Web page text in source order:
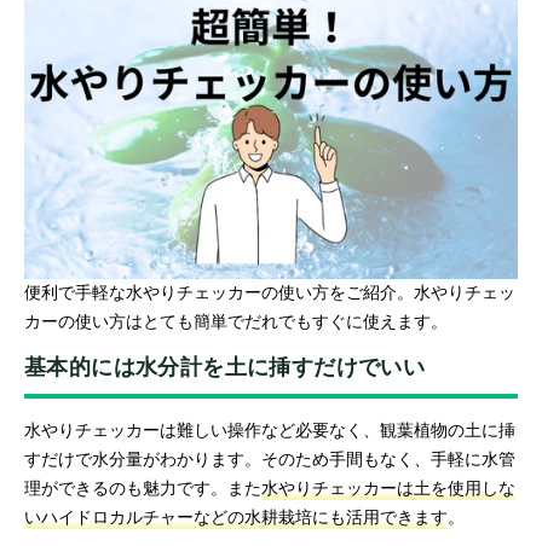
便利で手軽な水やりチェッカーの使い方をご紹介。水やりチェッ
カーの使い方はとても簡単でだれでもすぐに使えます。
基本的には水分計を土に挿すだけでいい
水やりチェッカーは難しい操作など必要なく、観葉植物の土に挿
すだけで水分量がわかります。そのため手間もなく、手軽に水管
理ができるのも魅力です。また水やりチェッカーは土を使用しな
いハイドロカルチャーなどの水耕栽培にも活用できます。